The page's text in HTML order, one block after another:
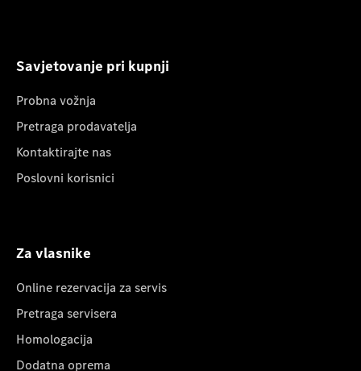
Savjetovanje pri kupnji
Probna vožnja
Pretraga prodavatelja
Kontaktirajte nas
Poslovni korisnici
Za vlasnike
Online rezervacija za servis
Pretraga servisera
Homologacija
Dodatna oprema